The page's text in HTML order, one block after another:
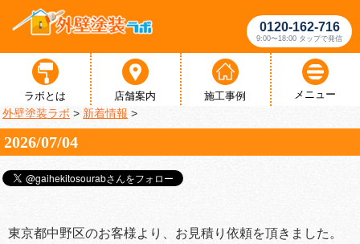
0120-162-716
9:00〜18:00 タップで発信
ラボとは 店舗案内 施工事例 メニュー
外壁塗装ラボ > 新着情報 >
2026/07/04
東京都中野区のお客様より、お見積り依頼を頂きました。